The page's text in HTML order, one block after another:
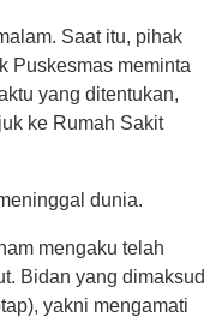
Saat itu, pihak
Puskesmas meminta
yang ditentukan,
ke Rumah Sakit
dunia.
mengaku telah
Bidan yang dimaksud
yakni mengamati